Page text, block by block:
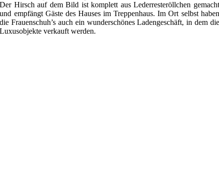
Der Hirsch auf dem Bild ist komplett aus Lederresteröllchen gemacht
und empfängt Gäste des Hauses im Treppenhaus. Im Ort selbst haben
die Frauenschuh’s auch ein wunderschönes Ladengeschäft, in dem die
Luxusobjekte verkauft werden.